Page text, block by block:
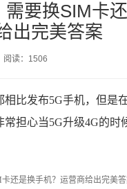
需要换SIM卡
出完美答案
阅读：1506
相比发布5G手机，但是
常担心当5G升级4G的时